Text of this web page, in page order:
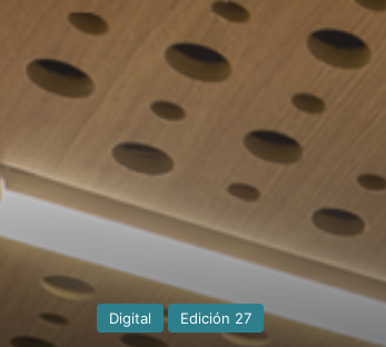
Digital Edición 27